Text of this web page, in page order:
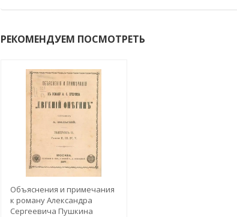
РЕКОМЕНДУЕМ ПОСМОТРЕТЬ
Объяснения и примечания
к роману Александра
Сергеевича Пушкина